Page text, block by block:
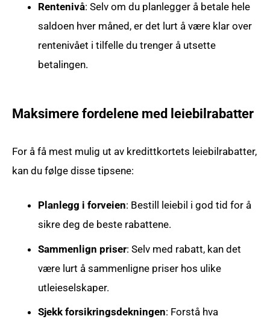
Rentenivå: Selv om du planlegger å betale hele
saldoen hver måned, er det lurt å være klar over
rentenivået i tilfelle du trenger å utsette
betalingen.
Maksimere fordelene med leiebilrabatter
For å få mest mulig ut av kredittkortets leiebilrabatter,
kan du følge disse tipsene:
Planlegg i forveien: Bestill leiebil i god tid for å
sikre deg de beste rabattene.
Sammenlign priser: Selv med rabatt, kan det
være lurt å sammenligne priser hos ulike
utleieselskaper.
Sjekk forsikringsdekningen: Forstå hva